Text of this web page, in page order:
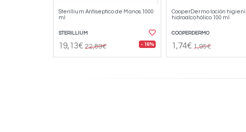
Sterillium Antiseptico de Manos 1000
ml
STERILLIUM
19,13€ 22,89€ - 16%
CooperDermo loción
hidroalcohólico 100 ml
COOPERDERMO
1,74€ 1,95€